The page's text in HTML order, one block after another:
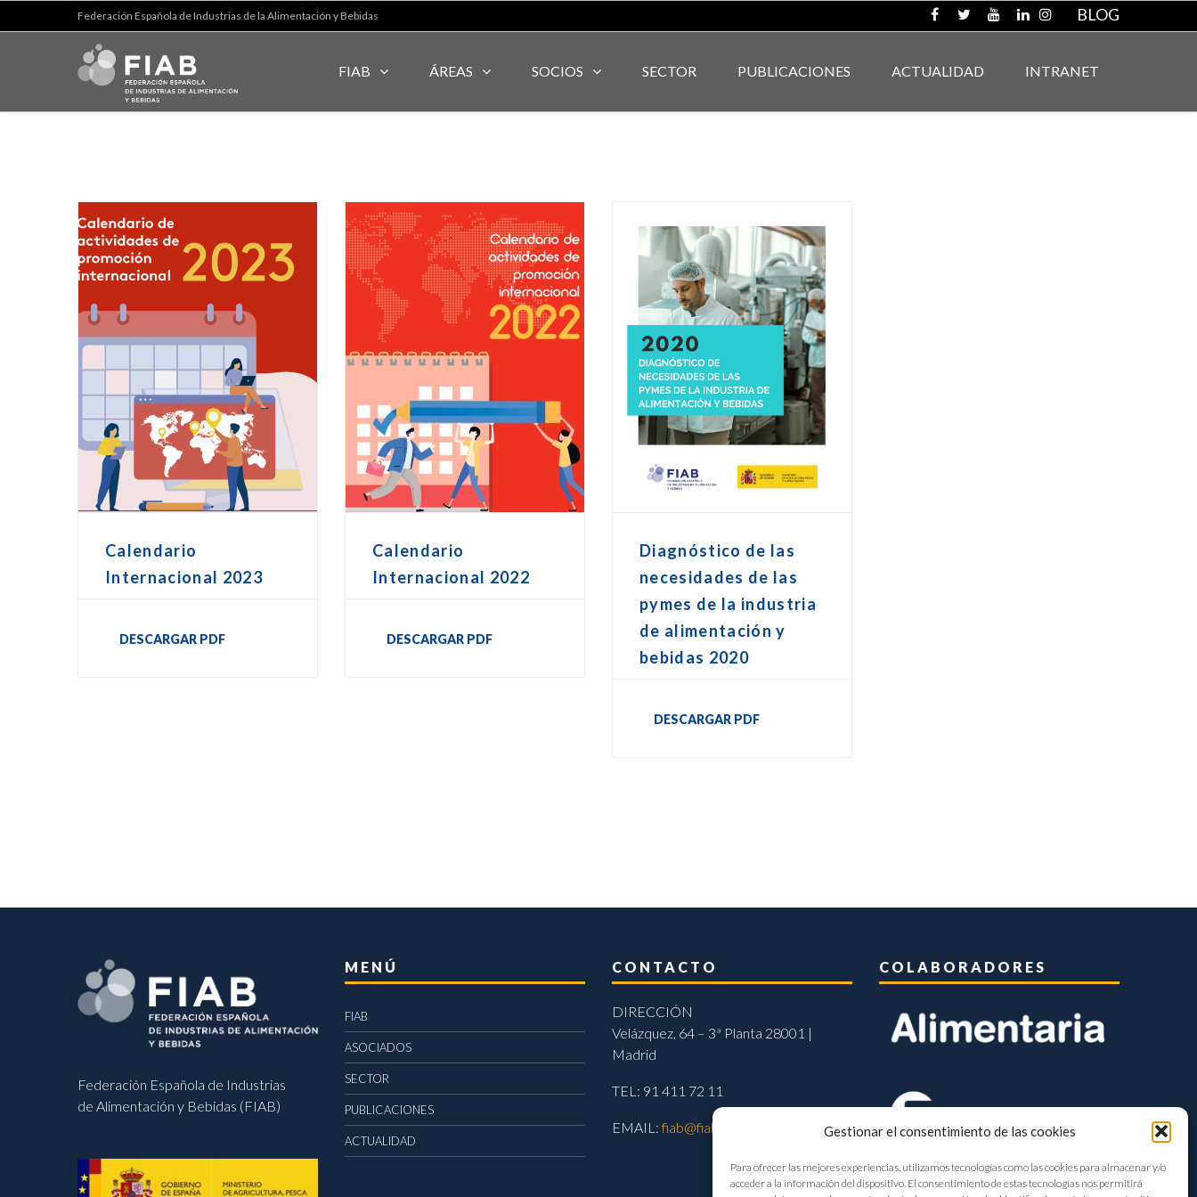
Gestionar el consentimiento de las cookies
Para ofrecer las mejores experiencias, utilizamos tecnologías como las cookies para almacenar y/o
acceder a la información del dispositivo. El consentimiento de estas tecnologías nos permitirá
Federación Española de Industrias de la Alimentación y Bebidas BLOG
FIAB ÁREAS SOCIOS SECTOR PUBLICACIONES ACTUALIDAD INTRANET
Calendario
Internacional 2023
DESCARGAR PDF
Calendario
Internacional 2022
DESCARGAR PDF
Diagnóstico de las
necesidades de las
pymes de la industria
de alimentación y
bebidas 2020
DESCARGAR PDF
Federación Española de Industrias
de Alimentación y Bebidas (FIAB)
MENÚ
FIAB
ASOCIADOS
SECTOR
PUBLICACIONES
ACTUALIDAD
CONTACTO
DIRECCIÓN
Velázquez, 64 – 3ª Planta 28001 |
Madrid
TEL: 91 411 72 11
EMAIL:fiab@fiab.es
COLABORADORES